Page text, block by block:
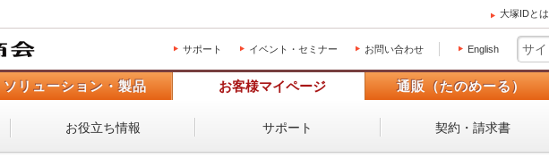
大塚IDとは
サポート イベント・セミナー お問い合わせ English
ソリューション・製品 お客様マイページ 通販（たのめーる）
お役立ち情報 サポート 契約・請求書